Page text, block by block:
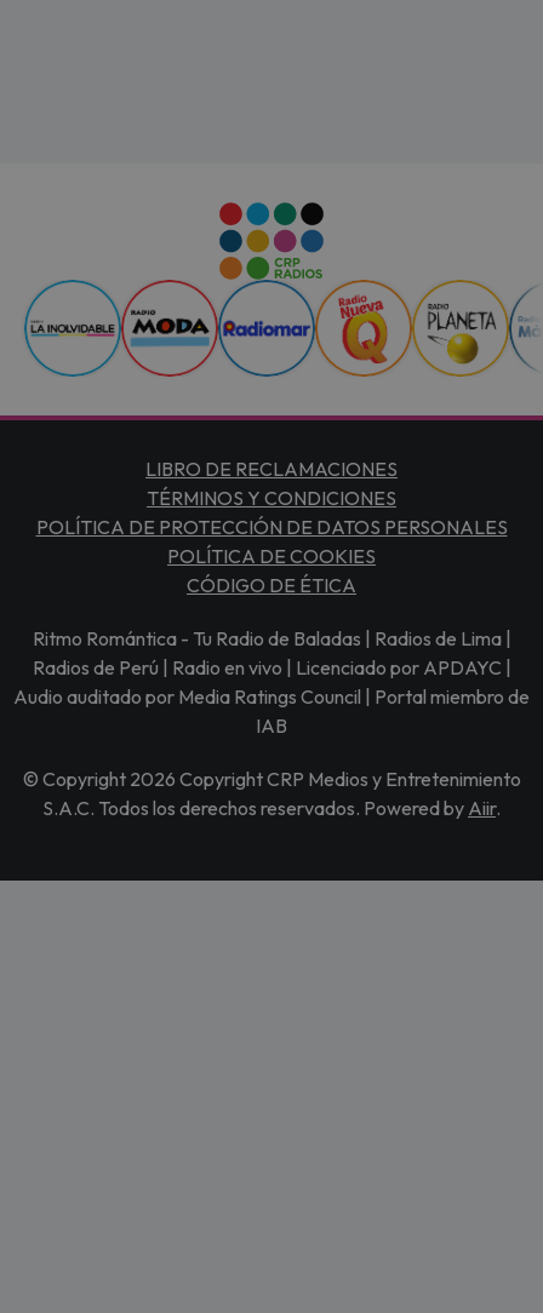
LIBRO DE RECLAMACIONES
TÉRMINOS Y CONDICIONES
POLÍTICA DE PROTECCIÓN DE DATOS PERSONALES
POLÍTICA DE COOKIES
CÓDIGO DE ÉTICA
Ritmo Romántica - Tu Radio de Baladas | Radios de Lima |
Radios de Perú | Radio en vivo | Licenciado por APDAYC |
Audio auditado por Media Ratings Council | Portal miembro de
IAB
© Copyright 2026 Copyright CRP Medios y Entretenimiento
S.A.C. Todos los derechos reservados. Powered by Aiir.